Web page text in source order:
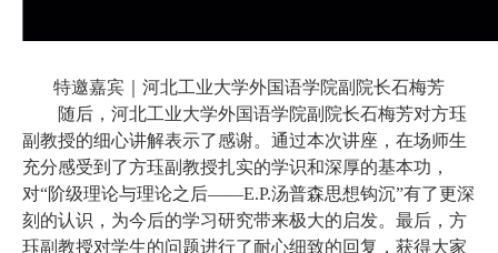
特邀嘉宾｜河北工业大学外国语学院副院长石梅芳
随后，河北工业大学外国语学院副院长石梅芳对方珏
副教授的细心讲解表示了感谢。通过本次讲座，在场师生
充分感受到了方珏副教授扎实的学识和深厚的基本功，
对“阶级理论与理论之后——E.P.汤普森思想钩沉”有了更深
刻的认识，为今后的学习研究带来极大的启发。最后，方
珏副教授对学生的问题进行了耐心细致的回复，获得大家